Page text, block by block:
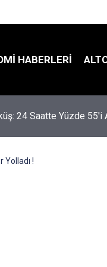
HABERLERI
24 Saatte Yüzde 55'i
Yolladı !